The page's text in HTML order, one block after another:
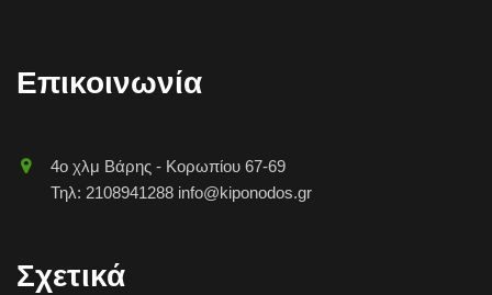
Επικοινωνία
4o χλμ Βάρης - Κορωπίου 67-69
Τηλ: 2108941288 info@kiponodos.gr
Σχετικά